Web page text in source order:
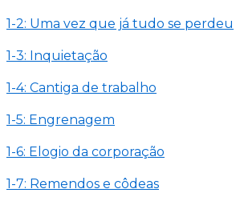
1-2: Uma vez que já tudo se perdeu
1-3: Inquietação
1-4: Cantiga de trabalho
1-5: Engrenagem
1-6: Elogio da corporação
1-7: Remendos e côdeas